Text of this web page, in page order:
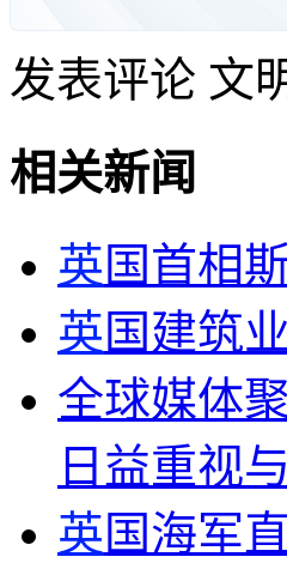
发表评论 文
相关新闻
英国首相
英国建筑
全球媒体
日益重视
英国海军